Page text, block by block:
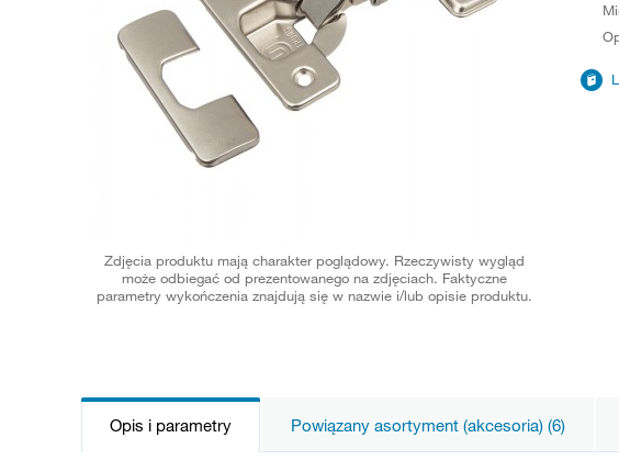
Zdjęcia produktu mają charakter poglądowy. Rzeczywisty wygląd
może odbiegać od prezentowanego na zdjęciach. Faktyczne
parametry wykończenia znajdują się w nazwie i/lub opisie produktu.
Opis i parametry Powiązany asortyment (akcesoria) (6)